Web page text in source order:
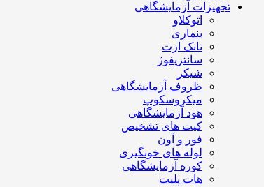
تجهیزات آزمایشگاهی
اتوکلاو
بنماری
تانک ازت
سانتریفوژ
شیکر
ظروف آزمایشگاهی
میکروسکوپ
هود آزمایشگاهی
کیت های تشخیص
فور و آون
لوله های خونگیری
کوره آزمایشگاهی
هات پلیت